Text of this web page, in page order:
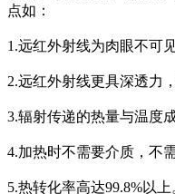
点如：
1.远红外射线为肉眼不可
2.远红外射线更具深透力
3.辐射传递的热量与温度
4.加热时不需要介质，不
5.热转化率高达99.8%以上